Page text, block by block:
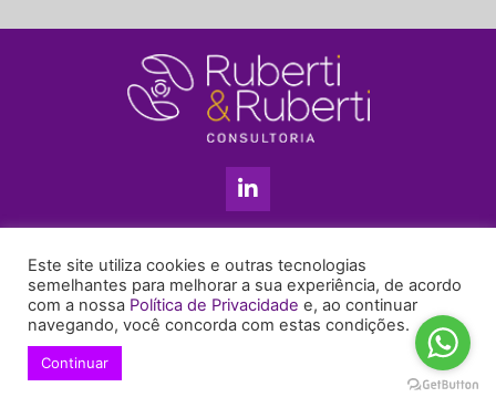
L
i
n
e
d
i
n
+55 11 99655-6439
enyruberti@ruberticonsultoria.com.br
Este site utiliza cookies e outras tecnologias
semelhantes para melhorar a sua experiência, de acordo
com a nossa Política de Privacidade e, ao continuar
navegando, você concorda com estas condições.
Continuar